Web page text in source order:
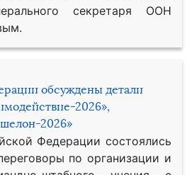
секретаря ООН
обсуждены детали
2026»,
2026»
Федерации состоялись
по организации и